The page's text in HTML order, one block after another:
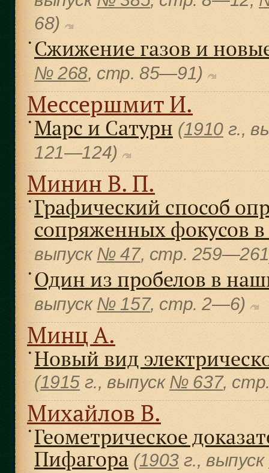
68)
● Сжижение газов и
№ 268, cтр. 85—91)
Мессершмит И.
● Марс и Сатурн (1910 г.,
121—124)
Минин В. П.
● Графический способ
сопряженных фокусов
выпуск № 47, cтр.
● Один из пробелов в
выпуск № 157, cтр. 2—6)
Минц А.
● Новый вид
(1915 г., выпуск № 637,
Михайлов В.
● Геометрическое
Пифагора (1903 г., выпуск